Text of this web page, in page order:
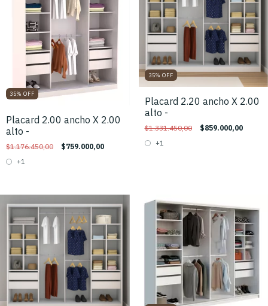
35% OFF
Placard 2.00 ancho X 2.00
alto -
$1.176.450,00 $759.000,00
+1
35% OFF
Placard 2.20 ancho X 2.00
alto -
$1.331.450,00 $859.000,00
+1